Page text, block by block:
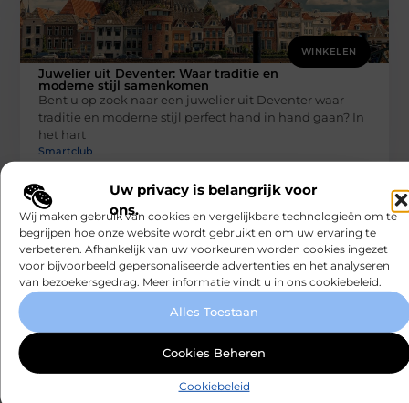
Uw privacy is belangrijk voor
ons.
Wij maken gebruik van cookies en vergelijkbare technologieën om te
begrijpen hoe onze website wordt gebruikt en om uw ervaring te
verbeteren. Afhankelijk van uw voorkeuren worden cookies ingezet
voor bijvoorbeeld gepersonaliseerde advertenties en het analyseren
van bezoekersgedrag. Meer informatie vindt u in ons cookiebeleid.
Alles Toestaan
Cookies Beheren
Cookiebeleid
WINKELEN
Juwelier uit Deventer: Waar traditie en
moderne stijl samenkomen
Bent u op zoek naar een juwelier uit Deventer waar
traditie en moderne stijl perfect hand in hand gaan? In
het hart
Smartclub
voor de Beste Kwaliteit
Gezondheid Rauwe honing kopen is een bewuste